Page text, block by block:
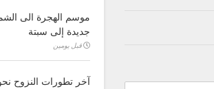
موسم الهجرة الى
جديدة إلى سبتة
قبل يومين
آخر تطورات النزوح